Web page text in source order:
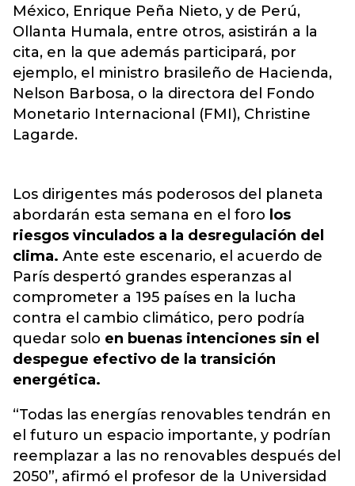
México, Enrique Peña Nieto, y de Perú,
Ollanta Humala, entre otros, asistirán a la
cita, en la que además participará, por
ejemplo, el ministro brasileño de Hacienda,
Nelson Barbosa, o la directora del Fondo
Monetario Internacional (FMI), Christine
Lagarde.
Los dirigentes más poderosos del planeta
abordarán esta semana en el foro los
riesgos vinculados a la desregulación del
clima. Ante este escenario, el acuerdo de
París despertó grandes esperanzas al
comprometer a 195 países en la lucha
contra el cambio climático, pero podría
quedar solo en buenas intenciones sin el
despegue efectivo de la transición
energética.
“Todas las energías renovables tendrán en
el futuro un espacio importante, y podrían
reemplazar a las no renovables después del
2050”, afirmó el profesor de la Universidad